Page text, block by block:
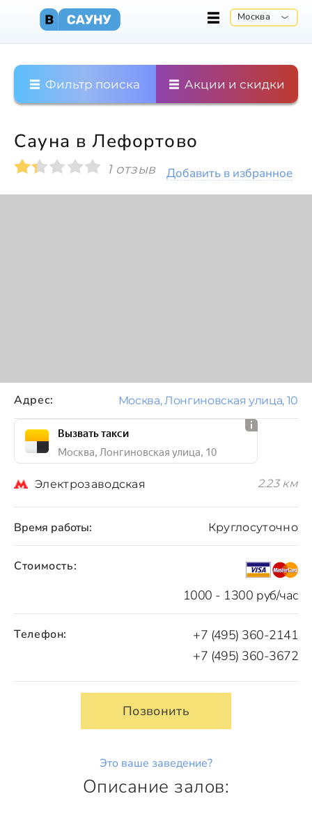
Москва
Фильтр поиска Акции и скидки
Сауна в Лефортово
1 отзыв Добавить в избранное
Стоимость:
1000 - 1300 руб/час
Время работы: Круглосуточно
Телефон:
+7 (495) 360-2141
+7 (495) 360-3672
Позвонить
Это ваше заведение?
Адрес: Москва, Лонгиновская улица, 10
Вызвать такси
Москва, Лонгиновская улица, 10
Электрозаводская 2.23 км
Описание залов: